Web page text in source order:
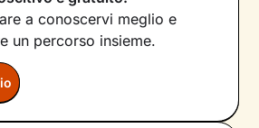
a conoscervi meglio e
un percorso insieme.